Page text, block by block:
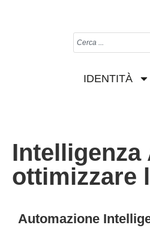
IDENTITÀ
ottimizzare
Automazione